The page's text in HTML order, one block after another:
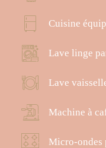
Cuisine
Lave linge
Lave
Machine à
Micro-ondes